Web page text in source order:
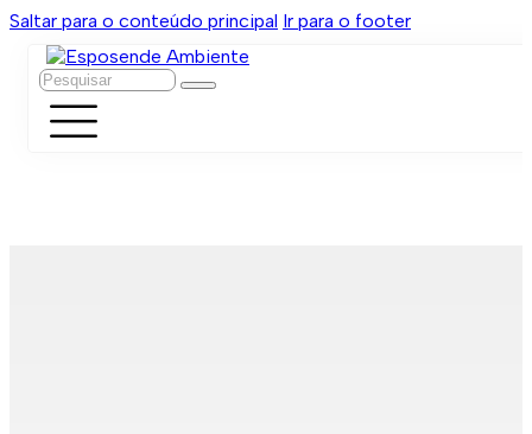
Saltar para o conteúdo principal Ir para o footer
Pesquisar